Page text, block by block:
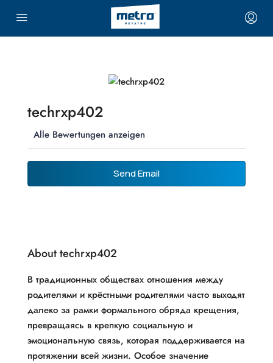
techrxp402
Alle Bewertungen anzeigen
Send Email
About techrxp402
В традиционных обществах отношения между
родителями и крёстными родителями часто выходят
далеко за рамки формального обряда крещения,
превращаясь в крепкую социальную и
эмоциональную связь, которая поддерживается на
протяжении всей жизни. Особое значение